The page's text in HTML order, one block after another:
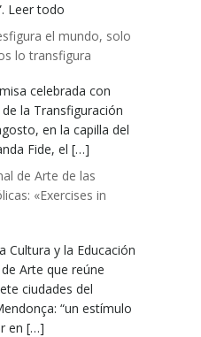
Leer todo
el mundo, solo
lo transfigura
celebrada con
la Transfiguración
en la capilla del
Fide, el […]
de Arte de las
«Exercises in
Cultura y la Educación
Arte que reúne
ciudades del
“un estímulo
en […]